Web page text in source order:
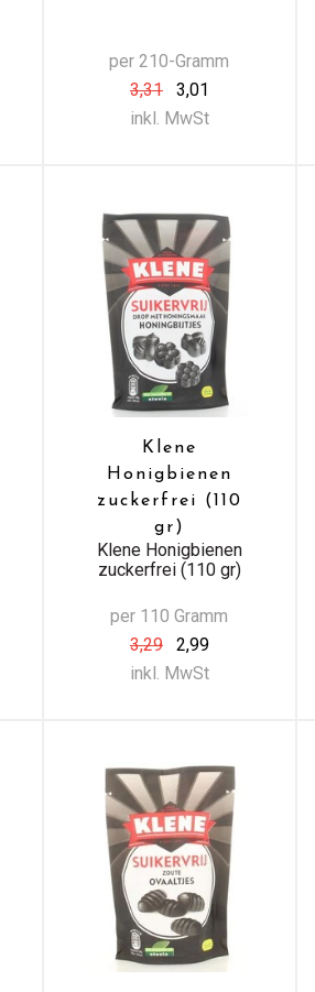
per 210-Gramm
3,31
3,01
inkl. MwSt
Klene
Honigbienen
zuckerfrei (110
gr)
Klene Honigbienen
zuckerfrei (110 gr)
per 110 Gramm
3,29
2,99
inkl. MwSt